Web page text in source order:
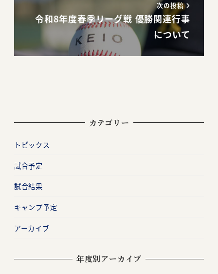
次の投稿
令和8年度春季リーグ戦 優勝関連行事
について
カテゴリー
トピックス
試合予定
試合結果
キャンプ予定
アーカイブ
年度別アーカイブ